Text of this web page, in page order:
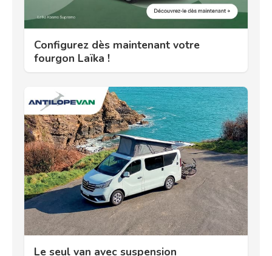
Configurez dès maintenant votre
fourgon Laïka !
Le seul van avec suspension